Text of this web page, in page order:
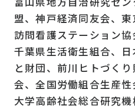
盟、神戸経済同友会、
訪問看護ステーション協
千葉県生活衛生組合、
と財団、前川ヒトづく
会、全国労働組合生産
大学高齢社会総合研究